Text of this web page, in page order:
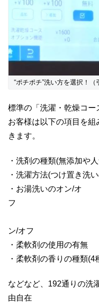
“ポチポチ”洗い方を選択！
標準の「洗濯・乾燥コー
お客様は以下の項目を
きます。
・洗剤の種類(無添加や
・洗濯方法(つけ置き洗
・お湯洗いのオン/オ
・ダニ退
ン/オフ
・柔軟剤の使用の有無
・柔軟剤の香りの種類(4
などなど、192通りの洗
由自在